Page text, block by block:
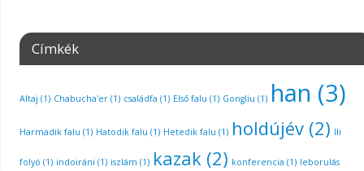
Címkék
Altaj (1) Chabucha'er(1) családfa (1) Első falu (1) Gongliu (1) han (3)
Harmadik falu (1) Hatodik falu (1) Hetedik falu (1) holdújév(2) Ili
folyó (1) indoiráni (1) iszlám (1) kazak(2) konferencia (1) leborulás